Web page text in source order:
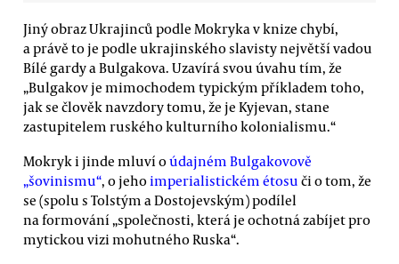
Jiný obraz Ukrajinců podle Mokryka v knize chybí,
a právě to je podle ukrajinského slavisty největší vadou
Bílé gardy a Bulgakova. Uzavírá svou úvahu tím, že
„Bulgakov je mimochodem typickým příkladem toho,
jak se člověk navzdory tomu, že je Kyjevan, stane
zastupitelem ruského kulturního kolonialismu.“
Mokryk i jinde mluví oúdajném Bulgakovově
„šovinismu“, o jehoimperialistickém étosu či o tom, že
se (spolu s Tolstým a Dostojevským) podílel
na formování „společnosti, která je ochotná zabíjet pro
mytickou vizi mohutného Ruska“.